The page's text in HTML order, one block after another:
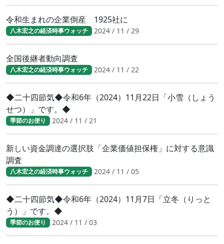
令和生まれの企業倒産 1925社に
八木宏之の経済時事ウォッチ 2024 / 11 / 29
全国後継者動向調査
八木宏之の経済時事ウォッチ 2024 / 11 / 22
◆二十四節気◆令和6年（2024）11月22日「小雪（しょう
せつ）」です。◆
季節のお便り 2024 / 11 / 21
新しい資金調達の選択肢「企業価値担保権」に対する意識
調査
八木宏之の経済時事ウォッチ 2024 / 11 / 05
◆二十四節気◆令和6年（2024）11月7日「立冬（りっと
う）」です。◆
季節のお便り 2024 / 11 / 03